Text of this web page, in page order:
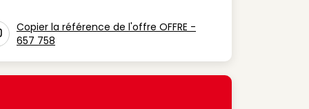
copy to clipboard
Copier la référence de l'offre OFFRE -
657 758